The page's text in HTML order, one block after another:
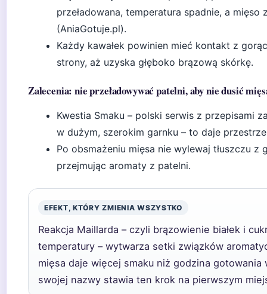
przeładowana, temperatura spadnie, a
(AniaGotuje.pl).
Każdy kawałek powinien mieć kontakt z
strony, aż uzyska głęboko brązową skórkę.
Zalecenia: nie przeładowywać patelni, aby nie dusić
Kwestia Smaku – polski serwis z przepisami
w dużym, szerokim garnku – to daje
Po obsmażeniu mięsa nie wylewaj tłuszczu
przejmując aromaty z patelni.
EFEKT, KTÓRY ZMIENIA WSZYSTKO
Reakcja Maillarda – czyli brązowienie białek i
temperatury – wytwarza setki związków
mięsa daje więcej smaku niż godzina
swojej nazwy stawia ten krok na pierwszym